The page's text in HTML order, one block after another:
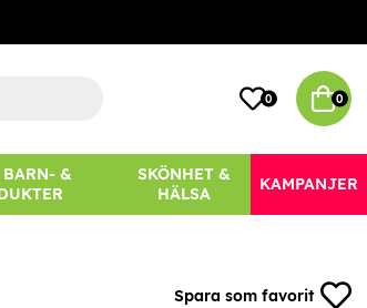
0 0
BARN- &
SKÖNHET &
HÄLSA
KAMPANJER
Spara som favorit